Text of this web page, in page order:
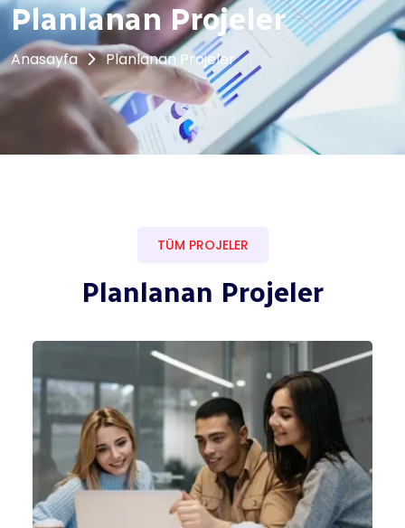
Planlanan Projeler
Anasayfa Planlanan Projeler
TÜM PROJELER
Planlanan Projeler